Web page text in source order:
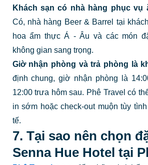
Khách sạn có nhà hàng phục vụ
Có, nhà hàng Beer & Barrel tại
hoa ẩm thực Á - Âu và các món
không gian sang trọng.
Giờ nhận phòng và trả phòng là
định chung, giờ nhận phòng là
12:00 trưa hôm sau. Phê Travel có
in sớm hoặc check-out muộn tùy
tế.
7. Tại sao nên chọn
Senna Hue Hotel tại